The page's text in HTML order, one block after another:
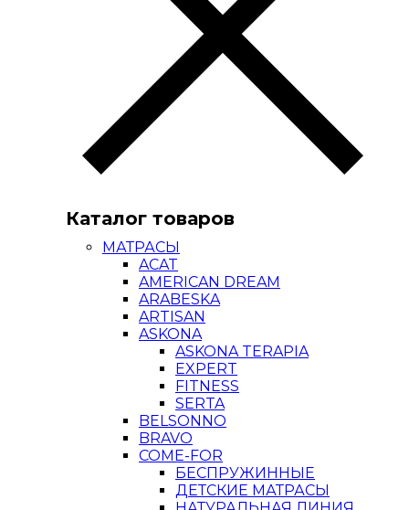
Каталог товаров
МАТРАСЫ
ACAT
AMERICAN DREAM
ARABESKA
ARTISAN
ASKONA
ASKONA TERAPIA
EXPERT
FITNESS
SERTA
BELSONNO
BRAVO
COME-FOR
БЕСПРУЖИННЫЕ
ДЕТСКИЕ МАТРАСЫ